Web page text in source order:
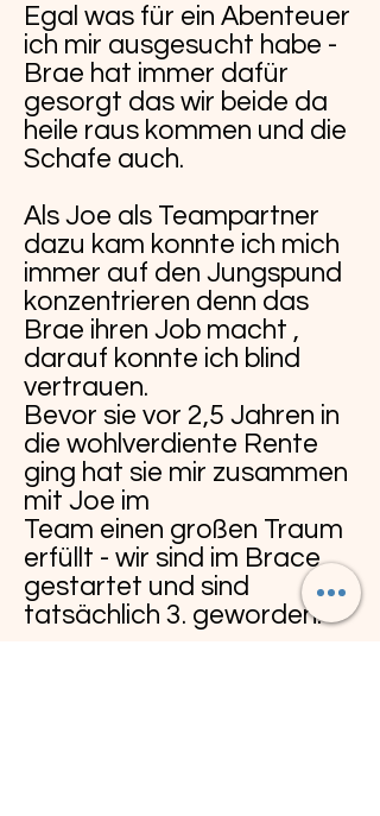
Egal was für ein Abenteuer
ich mir ausgesucht habe -
Brae hat immer dafür
gesorgt das wir beide da
heile raus kommen und die
Schafe auch.
Als Joe als Teampartner
dazu kam konnte ich mich
immer auf den Jungspund
konzentrieren denn das
Brae ihren Job macht ,
darauf konnte ich blind
vertrauen.
Bevor sie vor 2,5 Jahren in
die wohlverdiente Rente
ging hat sie mir zusammen
mit Joe im
Team einen großen Traum
erfüllt - wir sind im Brace
gestartet und sind
tatsächlich 3. geworden.